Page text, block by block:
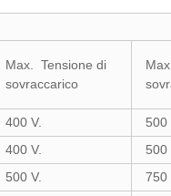
Max. Tensione di
sovraccarico
400 V.
500
400 V.
500
500 V.
750